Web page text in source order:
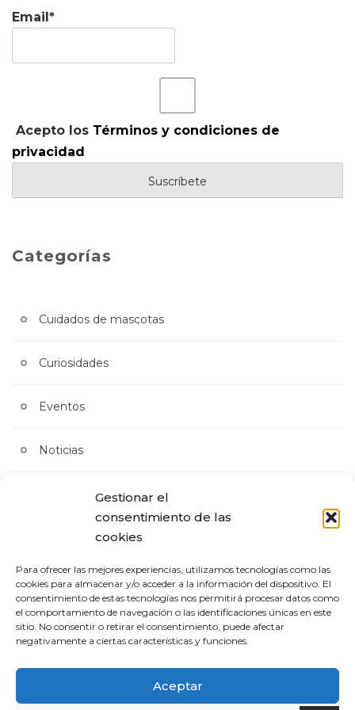
Gestionar el
consentimiento de las
cookies
Para ofrecer las mejores experiencias, utilizamos tecnologías como las
cookies para almacenar y/o acceder a la información del dispositivo. El
consentimiento de estas tecnologías nos permitirá procesar datos como
el comportamiento de navegación o las identificaciones únicas en este
sitio. No consentir o retirar el consentimiento, puede afectar
negativamente a ciertas características y funciones.
Aceptar
Email*
Acepto los Términos y condiciones de
privacidad
Categorías
Cuidados de mascotas
Curiosidades
Eventos
Noticias
Sin categoría
Veterinaria
Buscar